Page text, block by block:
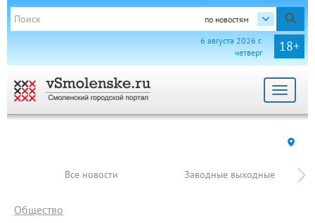
по новостям
18+
6 августа 2026 г.
четверг
Toggle
Все новости Заводные выходные
Общество